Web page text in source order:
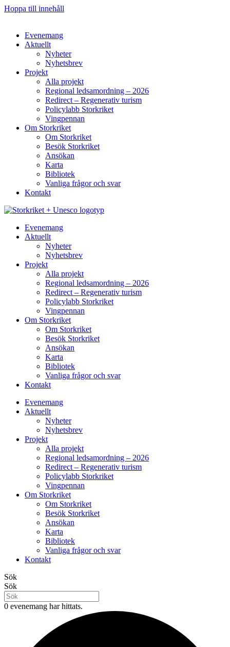
Hoppa till innehåll
Evenemang
Aktuellt
Nyheter
Nyhetsbrev
Projekt
Alla projekt
Regional ledsamordning – 2026
Redirect – Regenerativ turism
Policylabb Storkriket
Vingpennan
Om Storkriket
Om Storkriket
Besök Storkriket
Ansökan
Karta
Bibliotek
Vanliga frågor och svar
Kontakt
Evenemang
Aktuellt
Nyheter
Nyhetsbrev
Projekt
Alla projekt
Regional ledsamordning – 2026
Redirect – Regenerativ turism
Policylabb Storkriket
Vingpennan
Om Storkriket
Om Storkriket
Besök Storkriket
Ansökan
Karta
Bibliotek
Vanliga frågor och svar
Kontakt
Evenemang
Aktuellt
Nyheter
Nyhetsbrev
Projekt
Alla projekt
Regional ledsamordning – 2026
Redirect – Regenerativ turism
Policylabb Storkriket
Vingpennan
Om Storkriket
Om Storkriket
Besök Storkriket
Ansökan
Karta
Bibliotek
Vanliga frågor och svar
Kontakt
Sök
Sök
0 evenemang har hittats.